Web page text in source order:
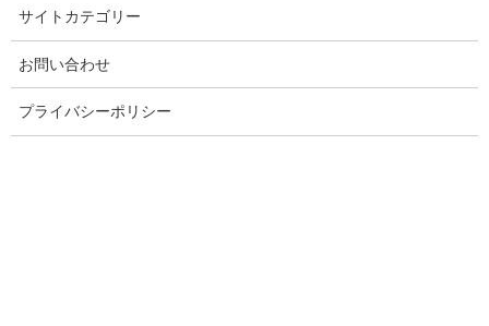
Copy
コメントを残す
サイトカテゴリー
お問い合わせ
プライバシーポリシー